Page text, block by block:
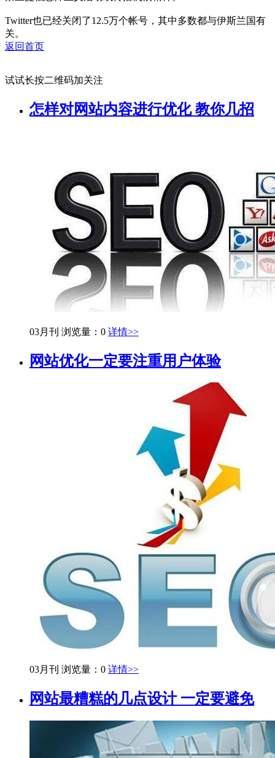
Twitter也已经关闭了12.5万个帐号，其中多数都与伊斯兰国有
关。
返回首页
试试长按二维码加关注
怎样对网站内容进行优化 教你几招
03月刊 浏览量：0 详情>>
网站优化一定要注重用户体验
03月刊 浏览量：0 详情>>
网站最糟糕的几点设计 一定要避免